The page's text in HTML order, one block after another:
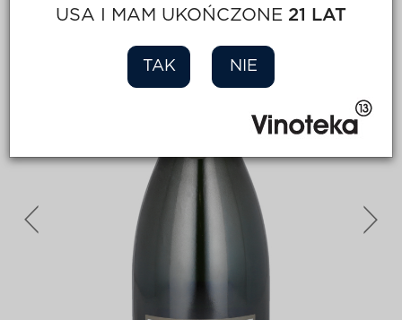
USA I MAM UKOŃCZONE 21 LAT
TAK NIE